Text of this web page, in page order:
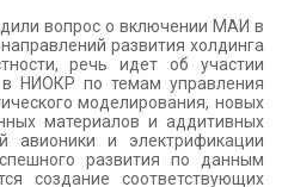
вопрос о включении МАИ в
развития холдинга
речь идет об участии
в НИОКР по темам управления
моделирования, новых
материалов и аддитивных
авионики и электрификации
развития по данным
создание соответствующих